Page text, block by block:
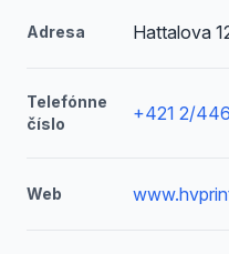
Adresa Hattalova
Telefónne
číslo
+421 2/
Web